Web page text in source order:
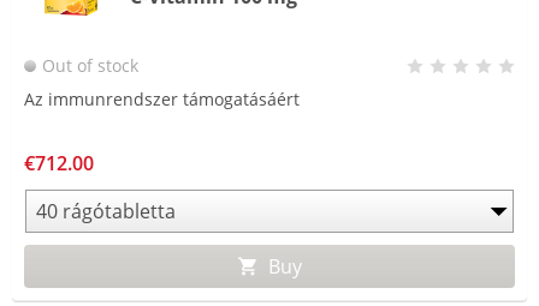
Out of stock
Az immunrendszer támogatásáért
€712.00
Buy